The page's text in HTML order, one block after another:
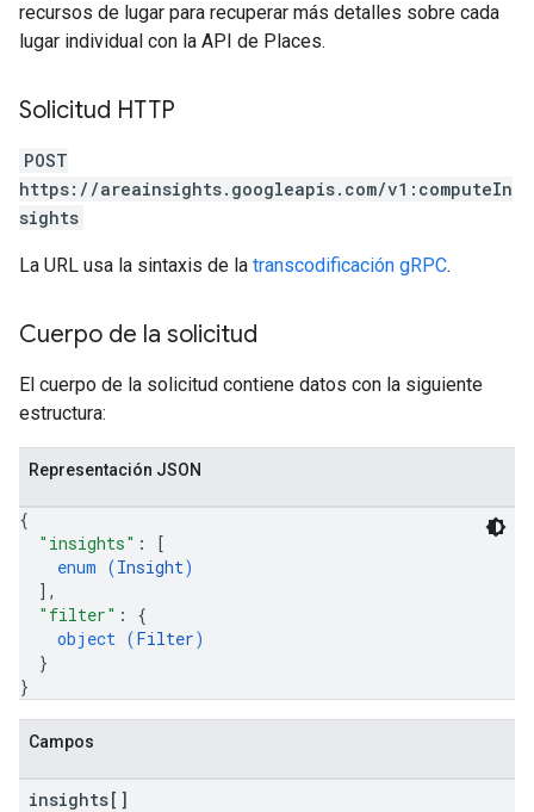
recursos de lugar para recuperar más detalles sobre cada
lugar individual con la API de Places.
Solicitud HTTP
POST
https://areainsights.googleapis.com/v1:computeIn
sights
La URL usa la sintaxis de la transcodificación gRPC.
Cuerpo de la solicitud
El cuerpo de la solicitud contiene datos con la siguiente
estructura:
Representación JSON
{
"insights" :
[
enum (Insight)
] ,
"filter" : {
object (Filter)
}
}
Campos
insights[]